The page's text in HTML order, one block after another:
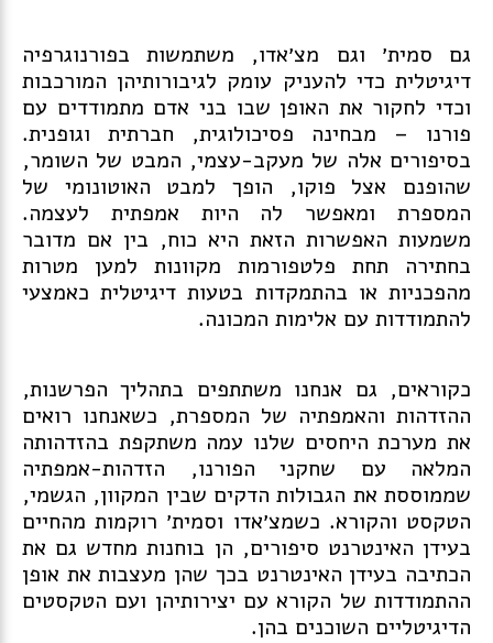
גם סמית׳ וגם מצ׳אדו, משתמשות בפורנוגרפיה
דיגיטלית כדי להעניק עומק לגיבורותיהן המורכבות
וכדי לחקור את האופן שבו בני אדם מתמודדים עם
פורנו – מבחינה פסיכולוגית, חברתית וגופנית.
בסיפורים אלה של מעקב-עצמי, המבט של השומר,
שהופנם אצל פוקו, הופך למבט האוטונומי של
המספרת ומאפשר לה היות אמפתית לעצמה.
משמעות האפשרות הזאת היא כוח, בין אם מדובר
בחתירה תחת פלטפורמות מקוונות למען מטרות
מהפכניות או בהתמקדות בטעות דיגיטלית כאמצעי
להתמודדות עם אלימות המכונה.
כקוראים, גם אנחנו משתתפים בתהליך הפרשנות,
ההזדהות והאמפתיה של המספרת, כשאנחנו רואים
את מערכת היחסים שלנו עמה משתקפת בהזדהותה
המלאה עם שחקני הפורנו, הזדהות-אמפתיה
שממוססת את הגבולות הדקים שבין המקוון, הגשמי,
הטקסט והקורא. כשמצ׳אדו וסמית׳ רוקמות מהחיים
בעידן האינטרנט סיפורים, הן בוחנות מחדש גם את
הכתיבה בעידן האינטרנט בכך שהן מעצבות את אופן
ההתמודדות של הקורא עם יצירותיהן ועם הטקסטים
הדיגיטליים השוכנים בהן.